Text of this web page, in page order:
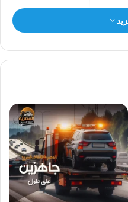
ونش انقاذفي الاسماعيلية
في الاسماعيلية ونتميز باننااسرع
انقاذثابت لدينا ولن يتم
لان
اسعار ونش انقاذ سيارات